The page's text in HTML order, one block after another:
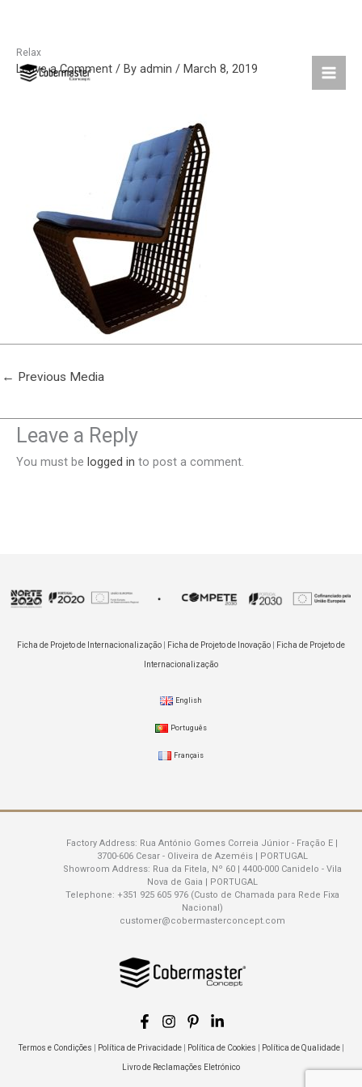
SkipRelax
Leave a Comment / By admin / March 8, 2019
← Previous Media
Leave a Reply
You must be logged in to post a comment.
Ficha de Projeto de Internacionalização Ficha de Projeto de Inovação Ficha de Projeto de
Internacionalização
English
Português
Français
Factory Address: Rua António Gomes Correia Júnior - Fração E |
3700-606 Cesar - Oliveira de Azeméis | PORTUGAL
Showroom Address: Rua da Fitela, Nº 60 | 4400-000 Canidelo - Vila
Nova de Gaia | PORTUGAL
Telephone: +351 925 605 976 (Custo de Chamada para Rede Fixa
Nacional)
customer@cobermasterconcept.com
Termos e Condições Política de Privacidade| Política de Cookies Política de Qualidade|
Livro de Reclamações Eletrónico